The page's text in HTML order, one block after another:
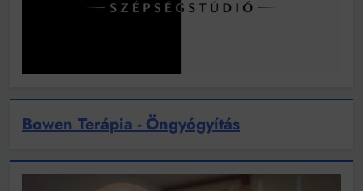
Bowen Terápia - Öngyógyítás